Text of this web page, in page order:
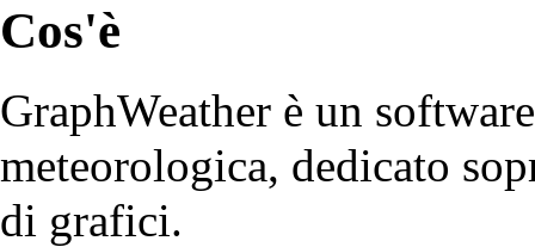
Cos'è
GraphWeather è un
meteorologica, dedicato
di grafici.